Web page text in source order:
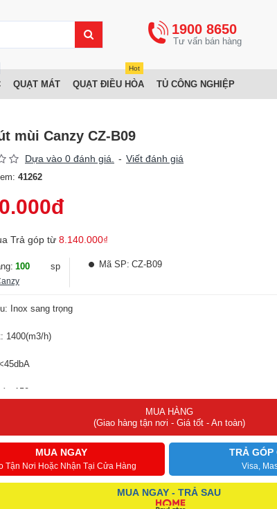
1900 8650
QUẠT MÁT QUẠT ĐIỀU HÒA
Hot
TỦ CÔNG NGHIỆP
mùi Canzy CZ-B09
Dựa vào 0 đánh giá. - Viết đánh giá
41262
Trả góp từ 8.140.000₫
100
sp
Mã SP: CZ-B09
Inox sang trọng
1400(m3/h)
150mm
MUA HÀNG
(Giao hàng tận nơi - Giá tốt - An toàn)
MUA NGAY
Tận Nơi Hoặc Nhận Tại Cửa Hàng
TRẢ GÓP
Visa,
MUA NGAY - TRẢ SAU